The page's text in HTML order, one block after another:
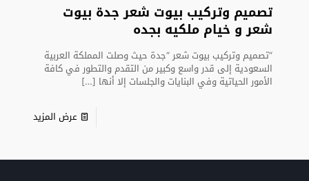
تصميم وتركيب بيوت شعر جدة بيوت
شعر و خيام ملكيه بجده
“تصميم وتركيب بيوت شعر “جدة حيث وصلت المملكة العربية
السعودية إلى قدر واسع وكبير من التقدم والتطور في كافة
الأمور الحياتية وفي البنايات والجلسات إلا أنها […]
عرض المزيد